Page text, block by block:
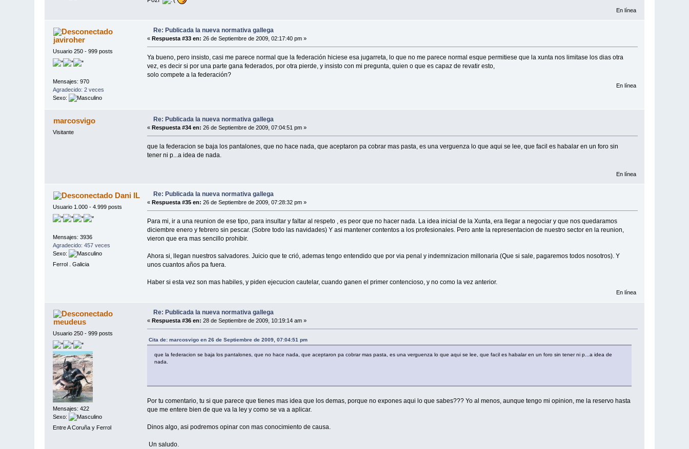
En línea
javiroher
Usuario 250 - 999 posts
Mensajes: 970
Agradecido: 2 veces
Sexo:
Re: Publicada la nueva normativa gallega
« Respuesta #33 en: 26 de Septiembre de 2009, 02:17:40 pm »
Ya bueno, pero insisto, casi me parece normal que la federación hiciese esa jugarreta, lo que no me parece normal esque permitiese que la xunta nos limitase los dias otra
vez, es decir si por una parte gana federados, por otra pierde, y insisto con mi pregunta, quien o que es capaz de revatir esto,
solo compete a la federación?
En línea
marcosvigo
Visitante
Re: Publicada la nueva normativa gallega
« Respuesta #34 en: 26 de Septiembre de 2009, 07:04:51 pm »
que la federacion se baja los pantalones, que no hace nada, que aceptaron pa cobrar mas pasta, es una verguenza lo que aqui se lee, que facil es habalar en un foro sin
tener ni p...a idea de nada.
En línea
Dani IL
Usuario 1.000 - 4.999 posts
Mensajes: 3936
Agradecido: 457 veces
Sexo:
Ferrol . Galicia
Re: Publicada la nueva normativa gallega
« Respuesta #35 en: 26 de Septiembre de 2009, 07:28:32 pm »
Para mi, ir a una reunion de ese tipo, para insultar y faltar al respeto , es peor que no hacer nada. La idea inicial de la Xunta, era llegar a negociar y que nos quedaramos
diciembre enero y febrero sin pescar. (Sobre todo las navidades) Y asi mantener contentos a los profesionales. Pero ante la representacion de nuestro sector en la reunion,
vieron que era mas sencillo prohibir.
Ahora si, llegan nuestros salvadores. Juicio que te crió, ademas tengo entendido que por via penal y indemnizacion millonaria (Que si sale, pagaremos todos nosotros). Y
unos cuantos años pa fuera.
Haber si esta vez son mas habiles, y piden ejecucion cautelar, cuando ganen el primer contencioso, y no como la vez anterior.
En línea
meudeus
Usuario 250 - 999 posts
Mensajes: 422
Sexo:
Entre A Coruña y Ferrol
Re: Publicada la nueva normativa gallega
« Respuesta #36 en: 28 de Septiembre de 2009, 10:19:14 am »
Cita de: marcosvigo en 26 de Septiembre de 2009, 07:04:51 pm
que la federacion se baja los pantalones, que no hace nada, que aceptaron pa cobrar mas pasta, es una verguenza lo que aqui se lee, que facil es habalar en un foro sin tener ni p...a idea de
nada.
Por tu comentario, tu si que parece que tienes mas idea que los demas, porque no expones aqui lo que sabes??? Yo al menos, aunque tengo mi opinion, me la reservo hasta
que me entere bien de que va la ley y como se va a aplicar.
Dinos algo, asi podremos opinar con mas conocimiento de causa.
Un saludo.